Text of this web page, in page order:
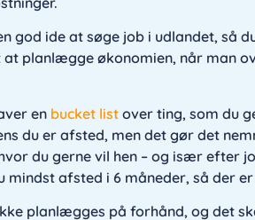
god ide at søge job i udlandet, så
planlægge økonomien, når man
en bucket list over ting, som du
du er afsted, men det gør det
du gerne vil hen – og især efter
mindst afsted i 6 måneder, så der
planlægges på forhånd, og det